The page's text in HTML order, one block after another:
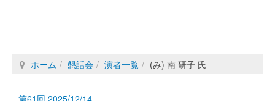
ホーム 懇話会 演者一覧 (み) 南 研子 氏
第61回 2025/12/14